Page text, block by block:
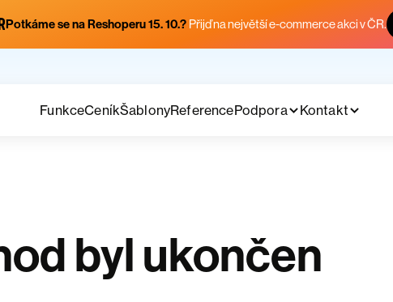
Potkáme se na Reshoperu 15. 10.? Přijď na největší e-commerce akci v ČR.
FunkceCeníkŠablonyReferencePodpora Kontakt
byl ukončen